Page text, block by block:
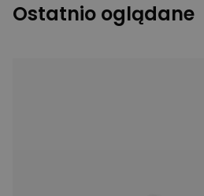
Ostatnio oglądane